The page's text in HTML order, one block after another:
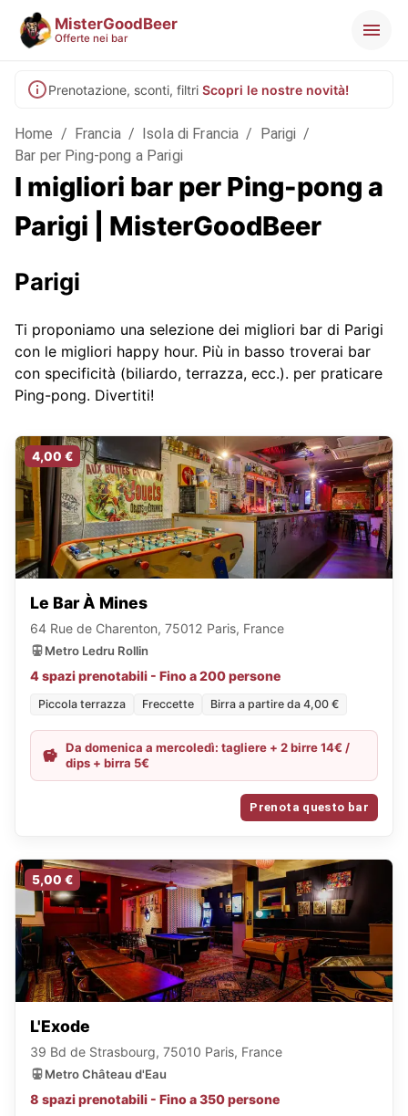
MisterGoodBeer
Offerte nei bar
Prenotazione, sconti, filtri Scopri le nostre novità!
Home / Francia / Isola di Francia / Parigi /
Bar per Ping-pong a Parigi
I migliori bar per Ping-pong a
Parigi | MisterGoodBeer
Parigi
Ti proponiamo una selezione dei migliori bar di Parigi
con le migliori happy hour. Più in basso troverai bar
con specificità (biliardo, terrazza, ecc.). per praticare
Ping-pong. Divertiti!
4,00 €
Le Bar À Mines
64 Rue de Charenton, 75012 Paris, France
Metro Ledru Rollin
4 spazi prenotabili - Fino a 200 persone
Piccola terrazza Freccette Birra a partire da 4,00 €
Da domenica a mercoledì: tagliere + 2 birre 14€ /
dips + birra 5€
Prenota questo bar
5,00 €
L'Exode
39 Bd de Strasbourg, 75010 Paris, France
Metro Château d'Eau
8 spazi prenotabili - Fino a 350 persone